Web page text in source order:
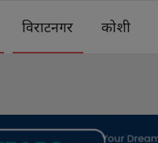
विराटनगर कोशी